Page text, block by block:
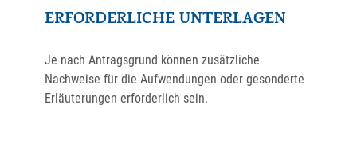
ERFORDERLICHE UNTERLAGEN
Je nach Antragsgrund können zusätzliche
Nachweise für die Aufwendungen oder gesonderte
Erläuterungen erforderlich sein.